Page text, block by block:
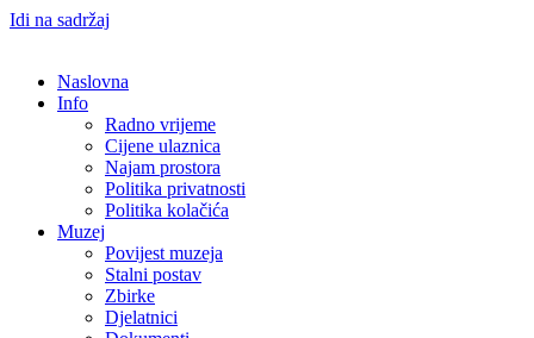
Idi na sadržaj
Naslovna
Info
Radno vrijeme
Cijene ulaznica
Najam prostora
Politika privatnosti
Politika kolačića
Muzej
Povijest muzeja
Stalni postav
Zbirke
Djelatnici